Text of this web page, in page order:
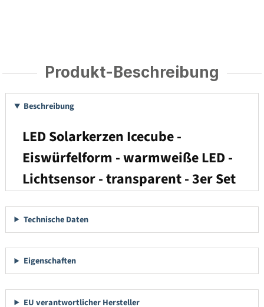
Produkt-Beschreibung
Beschreibung
LED Solarkerzen Icecube -
Eiswürfelform - warmweiße LED -
Lichtsensor - transparent - 3er Set
Technische Daten
Eigenschaften
EU verantwortlicher Hersteller